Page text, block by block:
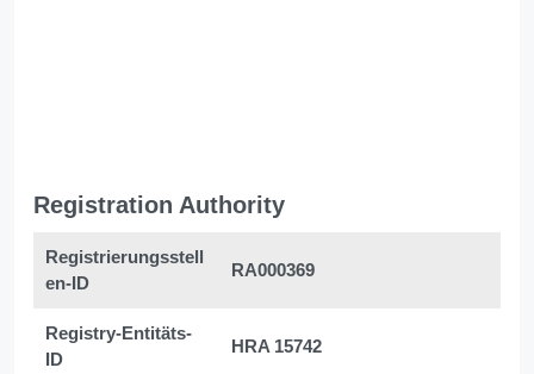
Registration Authority
Registrierungsstell
en-ID
RA000369
Registry-Entitäts-
ID
HRA 15742